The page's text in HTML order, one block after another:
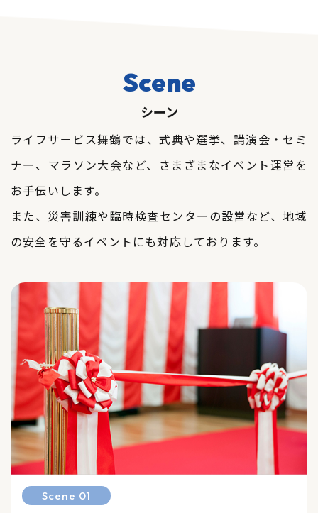
Scene
シーン
ライフサービス舞鶴では、式典や選挙、講演会・セミ
ナー、 ​​​​​​​マラソン大会など、さまざまなイベント運営を
お手伝いします。
また、災害訓練や臨時検査センターの設営など、地域
の安全を守るイベントにも対応しております。
Scene 01